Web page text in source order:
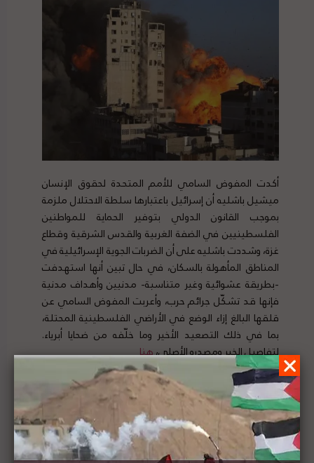
أكدت المفوض السامي للأمم المتحدة لحقوق الإنسان
ميشيل باشليه أن إسرائيل باعتبارها سلطة الاحتلال ملزمة
بموجب القانون الدولي بتوفير الحماية للمواطنين
الفلسطينيين في الضفة الغربية والقدس الشرقية وقطاع
غزة، وشددت باشليه على أن الضربات الجوية الإسرائيلية في
المناطق المأهولة بالسكان، في حال تبين أنها استهدفت
-بطريقة عشوائية وغير متناسبة- مدنيين وأهداف مدنية
فإنها قد تشكّل جرائم حرب، وأعربت المفوض السامي عن
قلقها البالغ إزاء الوضع في الأراضي الفلسطينية المحتلة،
بما في ذلك التصعيد الأخير وما خلّفه من ضحايا أبرياء.
لتفاصيل الخبر ومصدره الأصلي،هنا
منظمة القانون من أجل فلسطين تنظم لقاء بعنوان:
"نظام الأبارتايد: ما الذي يمكن لِفلسطين أن تتعلمه
من جنوب أفريقيا ؟"